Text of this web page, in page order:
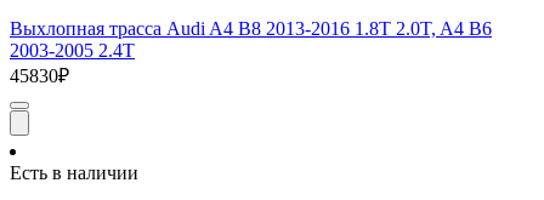
Выхлопная трасса Audi A4 B8 2013-2016 1.8T 2.0T, A4 B6
2003-2005 2.4T
45830₽
Есть в наличии